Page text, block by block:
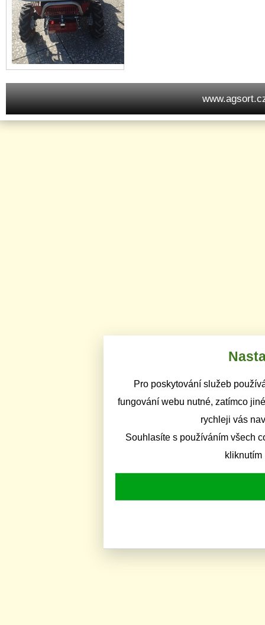
Pro poskytování služeb
fungování webu nutné, zatímco
rychleji vás
Souhlasíte s používáním všech
kliknutím